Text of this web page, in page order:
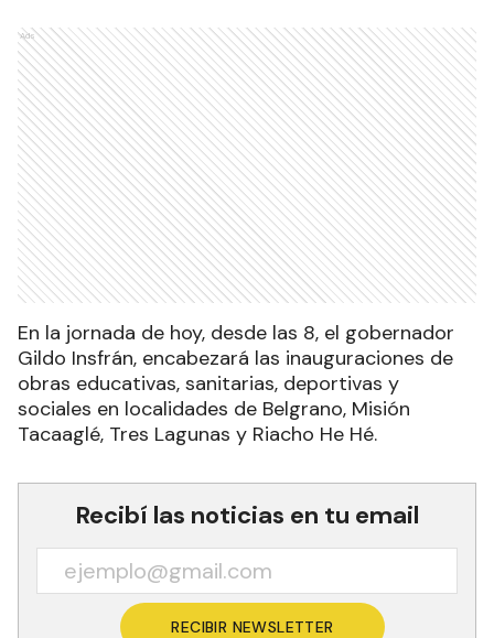
Ads
En la jornada de hoy, desde las 8, el gobernador
Gildo Insfrán, encabezará las inauguraciones de
obras educativas, sanitarias, deportivas y
sociales en localidades de Belgrano, Misión
Tacaaglé, Tres Lagunas y Riacho He Hé.
Recibí las noticias en tu email
RECIBIR NEWSLETTER